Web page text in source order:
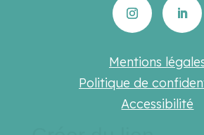
Mentions
Politique de
Accessibilité